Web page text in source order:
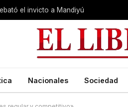
el invicto a Mandiyú
Nacionales Sociedad